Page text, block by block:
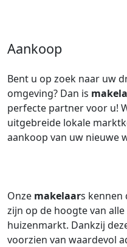
Aankoop
Bent u op zoek naar uw
omgeving? Dan is
perfecte partner voor u!
uitgebreide lokale
aankoop van uw nieuwe
Onze makelaars kennen
zijn op de hoogte van
huizenmarkt. Dankzij
voorzien van waardevol